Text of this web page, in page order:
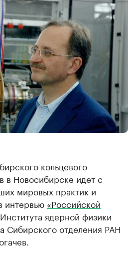
кольцевого
в Новосибирске идет с
мировых практик и
интервью «Российской
ядерной физики
Сибирского отделения РАН